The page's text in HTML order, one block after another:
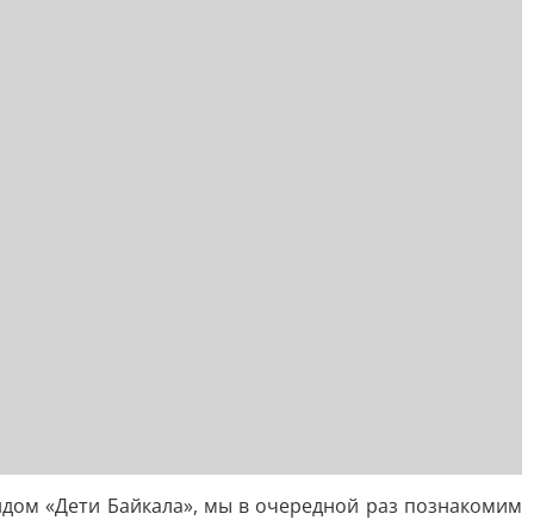
«Дети Байкала», мы в очередной раз познакомим